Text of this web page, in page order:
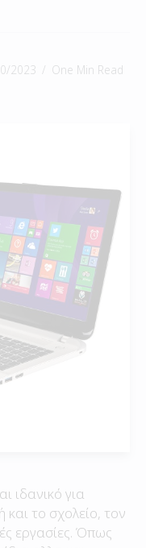
2023
One Min Read
ιδανικό για
το σχολείο, τον
εργασίες. Όπως